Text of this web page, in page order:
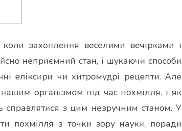
захоплення веселими вечірками і
неприємний стан, і шукаючи способи
еліксири чи хитромудрі рецепти. Але
організмом під час похмілля, і як
справлятися з цим незручним станом. У
похмілля з точки зору науки, поради